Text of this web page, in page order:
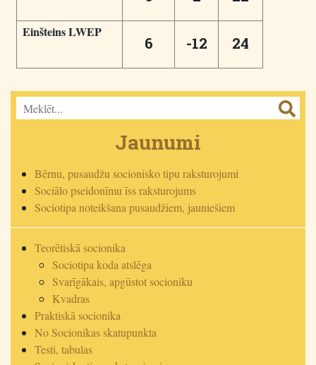
Einšteins LWEP
6 -12 24
Jaunumi
Bērnu, pusaudžu socionisko tipu raksturojumi
Sociālo pseidonīmu īss raksturojums
Sociotipa noteikšana pusaudžiem, jauniešiem
Teorētiskā socionika
Sociotipa koda atslēga
Svarīgākais, apgūstot socioniku
Kvadras
Praktiskā socionika
No Socionikas skatupunkta
Testi, tabulas